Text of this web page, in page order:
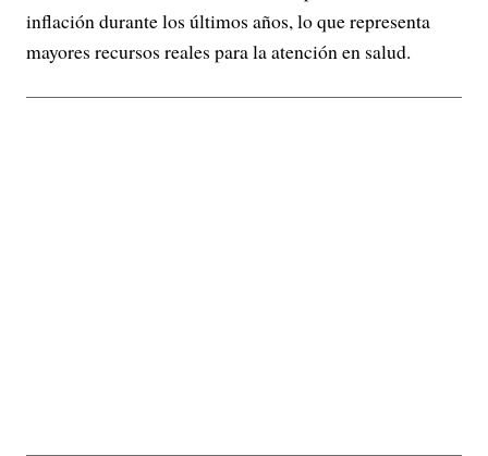
inflación durante los últimos años, lo que representa
mayores recursos reales para la atención en salud.